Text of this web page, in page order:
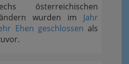
österreichischen
wurden im Jahr
Ehen geschlossen als